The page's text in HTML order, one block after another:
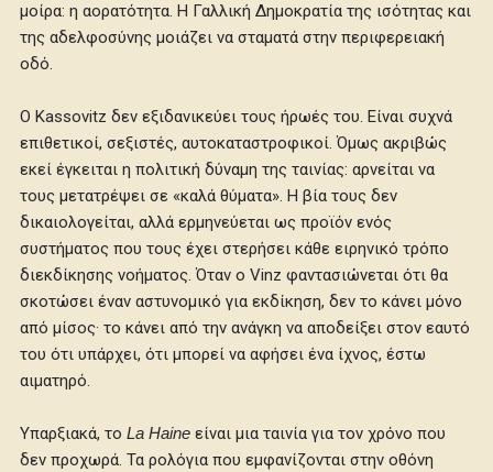
μοίρα: η αορατότητα. Η Γαλλική Δημοκρατία της ισότητας και
της αδελφοσύνης μοιάζει να σταματά στην περιφερειακή
οδό.
Ο Kassovitz δεν εξιδανικεύει τους ήρωές του. Είναι συχνά
επιθετικοί, σεξιστές, αυτοκαταστροφικοί. Όμως ακριβώς
εκεί έγκειται η πολιτική δύναμη της ταινίας: αρνείται να
τους μετατρέψει σε «καλά θύματα». Η βία τους δεν
δικαιολογείται, αλλά ερμηνεύεται ως προϊόν ενός
συστήματος που τους έχει στερήσει κάθε ειρηνικό τρόπο
διεκδίκησης νοήματος. Όταν ο Vinz φαντασιώνεται ότι θα
σκοτώσει έναν αστυνομικό για εκδίκηση, δεν το κάνει μόνο
από μίσος· το κάνει από την ανάγκη να αποδείξει στον εαυτό
του ότι υπάρχει, ότι μπορεί να αφήσει ένα ίχνος, έστω
αιματηρό.
Υπαρξιακά, τοLa Haine είναι μια ταινία για τον χρόνο που
δεν προχωρά. Τα ρολόγια που εμφανίζονται στην οθόνη